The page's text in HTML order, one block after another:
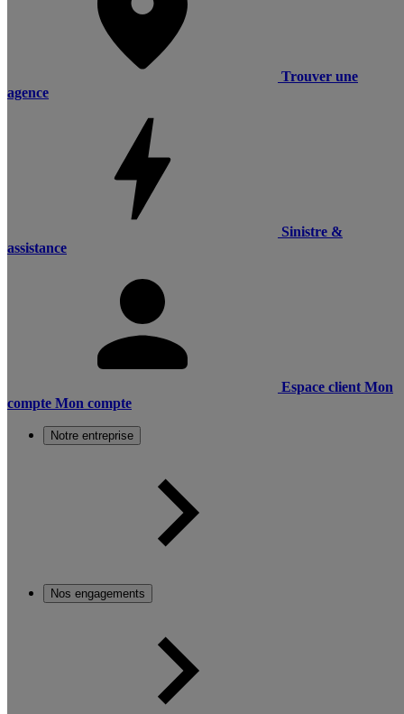
Trouver une
agence
Sinistre &
assistance
Espace client Mon
compte Mon compte
Notre entreprise
Nos engagements